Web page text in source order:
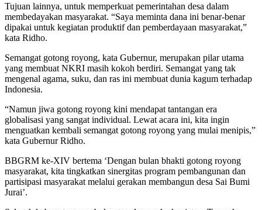
Tujuan lainnya, untuk memperkuat pemerintahan desa dalam
membedayakan masyarakat. “Saya meminta dana ini benar-benar
dipakai untuk kegiatan produktif dan pemberdayaan masyarakat,”
kata Ridho.
Semangat gotong royong, kata Gubernur, merupakan pilar utama
yang membuat NKRI masih kokoh berdiri. Semangat yang tak
mengenal agama, suku, dan ras ini membuat dunia kagum terhadap
Indonesia.
“Namun jiwa gotong royong kini mendapat tantangan era
globalisasi yang sangat individual. Lewat acara ini, kita ingin
menguatkan kembali semangat gotong royong yang mulai menipis,”
kata Gubernur Ridho.
BBGRM ke-XIV bertema ‘Dengan bulan bhakti gotong royong
masyarakat, kita tingkatkan sinergitas program pembangunan dan
partisipasi masyarakat melalui gerakan membangun desa Sai Bumi
Jurai’.